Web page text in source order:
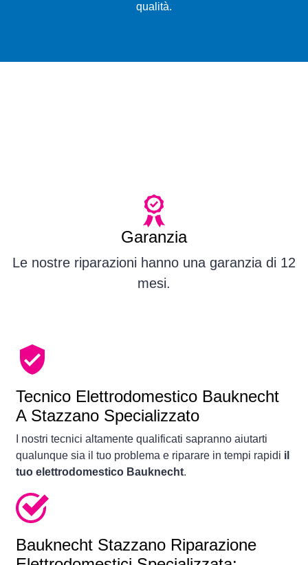
qualità.
Garanzia
Le nostre riparazioni hanno una garanzia di 12
mesi.
Tecnico Elettrodomestico Bauknecht
A Stazzano Specializzato
I nostri tecnici altamente qualificati sapranno aiutarti
qualunque sia il tuo problema e riparare in tempi rapidi il
tuo elettrodomestico Bauknecht.
Bauknecht Stazzano Riparazione